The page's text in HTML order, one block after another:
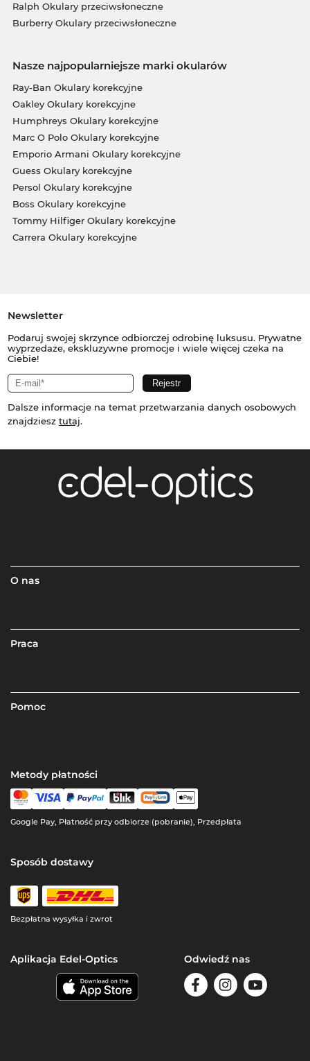
Ralph Okulary przeciwsłoneczne
Burberry Okulary przeciwsłoneczne
Nasze najpopularniejsze marki okularów
Ray-Ban Okulary korekcyjne
Oakley Okulary korekcyjne
Humphreys Okulary korekcyjne
Marc O Polo Okulary korekcyjne
Emporio Armani Okulary korekcyjne
Guess Okulary korekcyjne
Persol Okulary korekcyjne
Boss Okulary korekcyjne
Tommy Hilfiger Okulary korekcyjne
Carrera Okulary korekcyjne
Newsletter
Podaruj swojej skrzynce odbiorczej odrobinę luksusu. Prywatne
wyprzedaże, ekskluzywne promocje i wiele więcej czeka na
Ciebie!
Dalsze informacje na temat przetwarzania danych osobowych
znajdziesz tutaj.
O nas
Praca
Pomoc
Metody płatności
Google Pay, Płatność przy odbiorze (pobranie), Przedpłata
Sposób dostawy
Bezpłatna wysyłka i zwrot
Aplikacja Edel-Optics Odwiedź nas